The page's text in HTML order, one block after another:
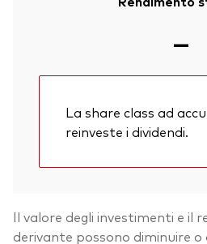
—
La share class ad
reinveste i dividendi.
Il valore degli investimenti e il
derivante possono diminuire o